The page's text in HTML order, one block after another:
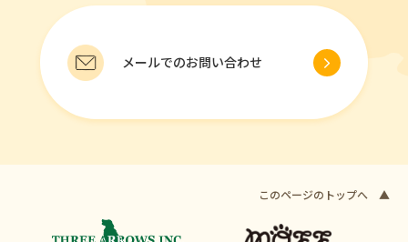
メールでのお問い合わせ
このページのトップへ ▲